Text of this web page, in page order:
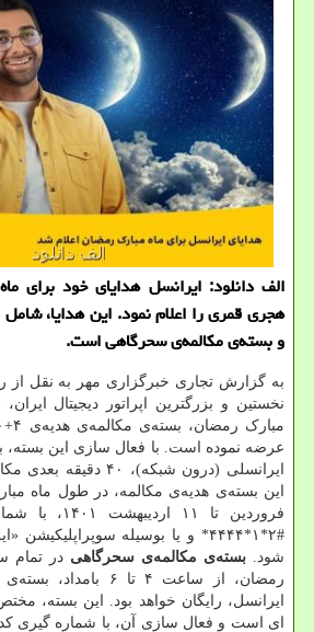
و بسته‌ی مکالمه‌ی سحرگاهی است.
به گزارش تجاری خبرگزاری مهر به نقل از
نخستین و بزرگترین اپراتور دیجیتال
ایرانسلی (درون شبکه)، ۴۰
فروردین تا ۱۱
#۲*۱*۴۴۴۴* و یا بوسیله
شود. بسته‌ی مکالمه‌ی سحرگاهی در تمام
رمضان، از ساعت ۴ تا ۶
ایرانسل، رایگان خواهد بود. این بسته،